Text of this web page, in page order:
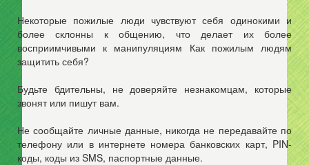
Некоторые пожилые люди чувствуют себя одинокими и
более склонны к общению, что делает их более
восприимчивыми к манипуляциям Как пожилым людям
защитить себя?
Будьте бдительны, не доверяйте незнакомцам, которые
звонят или пишут вам.
Не сообщайте личные данные, никогда не передавайте по
телефону или в интернете номера банковских карт, PIN-
коды, коды из SMS, паспортные данные.